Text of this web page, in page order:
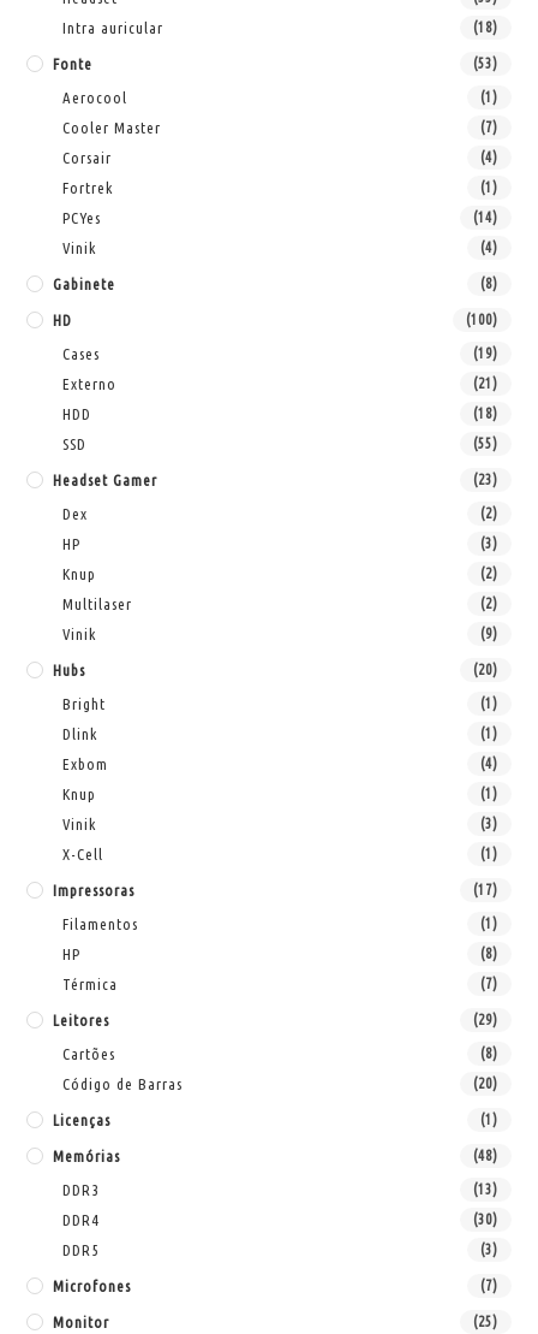
Intra auricular (18)
Fonte (53)
Aerocool (1)
Cooler Master (7)
Corsair (4)
Fortrek (1)
PCYes (14)
Vinik (4)
Gabinete (8)
HD (100)
Cases (19)
Externo (21)
HDD (18)
SSD (55)
Headset Gamer (23)
Dex (2)
HP (3)
Knup (2)
Multilaser (2)
Vinik (9)
Hubs (20)
Bright (1)
Dlink (1)
Exbom (4)
Knup (1)
Vinik (3)
X-Cell (1)
Impressoras (17)
Filamentos (1)
HP (8)
Térmica (7)
Leitores (29)
Cartões (8)
Código de Barras (20)
Licenças (1)
Memórias (48)
DDR3 (13)
DDR4 (30)
DDR5 (3)
Microfones (7)
Monitor (25)